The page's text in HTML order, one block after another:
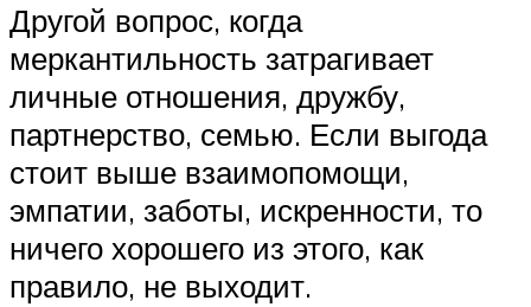
Другой вопрос, когда
меркантильность затрагивает
личные отношения, дружбу,
партнерство, семью. Если выгода
стоит выше взаимопомощи,
эмпатии, заботы, искренности, то
ничего хорошего из этого, как
правило, не выходит.